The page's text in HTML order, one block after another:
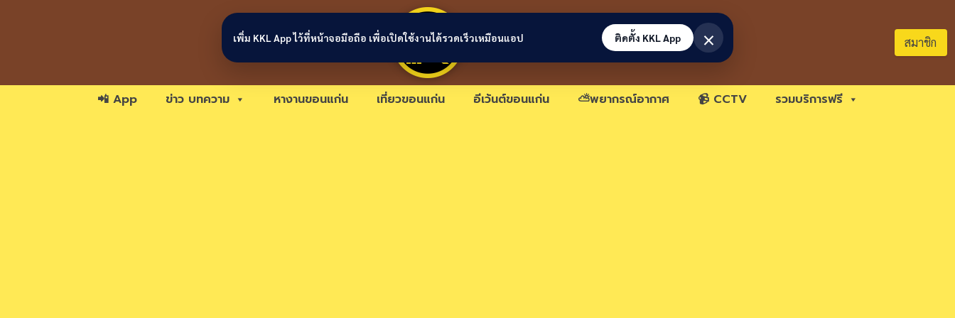
ขอนแก่นลิงก์ สมาชิก
📲 App ข่าว บทความ หางานขอนแก่น เที่ยวขอนแก่น อีเว้นต์ขอนแก่น ⛅พยากรณ์อากาศ 📹 CCTV รวมบริการฟรี
เพิ่ม KKL App ไว้ที่หน้าจอมือถือ เพื่อเปิดใช้งานได้รวดเร็วเหมือนแอป ติดตั้ง KKL App ×